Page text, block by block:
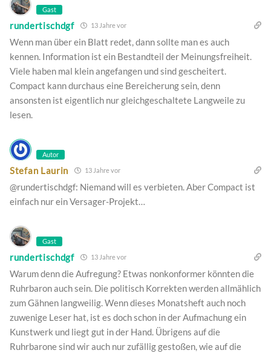
Gast
rundertischdgf 13 Jahre vor
Wenn man über ein Blatt redet, dann sollte man es auch
kennen. Information ist ein Bestandteil der Meinungsfreiheit.
Viele haben mal klein angefangen und sind gescheitert.
Compact kann durchaus eine Bereicherung sein, denn
ansonsten ist eigentlich nur gleichgeschaltete Langweile zu
lesen.
Autor
Stefan Laurin 13 Jahre vor
@rundertischdgf: Niemand will es verbieten. Aber Compact ist
einfach nur ein Versager-Projekt…
Gast
rundertischdgf 13 Jahre vor
Warum denn die Aufregung? Etwas nonkonformer könnten die
Ruhrbaron auch sein. Die politisch Korrekten werden allmählich
zum Gähnen langweilig. Wenn dieses Monatsheft auch noch
zuwenige Leser hat, ist es doch schon in der Aufmachung ein
Kunstwerk und liegt gut in der Hand. Übrigens auf die
Ruhrbarone sind wir auch nur zufällig gestoßen, wie auf die